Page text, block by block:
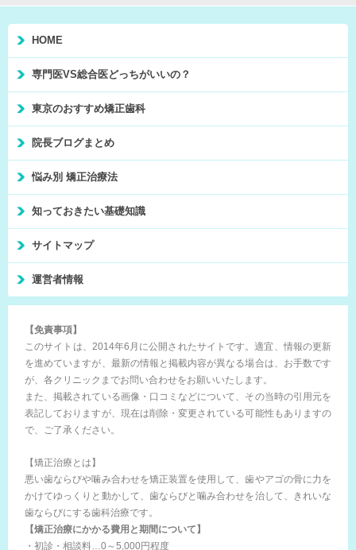
HOME
専門医VS総合医どっちがいいの？
東京のおすすめ矯正歯科
院長ブログまとめ
悩み別 矯正治療法
知っておきたい基礎知識
サイトマップ
運営者情報
【免責事項】
このサイトは、2014年6月に公開されたサイトです。適宜、情報の更新
を進めていますが、最新の情報と掲載内容が異なる場合は、お手数です
が、各クリニックまでお問い合わせをお願いいたします。
また、掲載されている画像・口コミなどについて、その当時の引用元を
表記しておりますが、現在は削除・変更されている可能性もありますの
で、ご了承ください。
【矯正治療とは】
悪い歯ならびや噛み合わせを矯正装置を使用して、歯やアゴの骨に力を
かけてゆっくりと動かして、歯ならびと噛み合わせを治して、きれいな
歯ならびにする歯科治療です。
【矯正治療にかかる費用と期間について】
・初診・相談料…0～5,000円程度